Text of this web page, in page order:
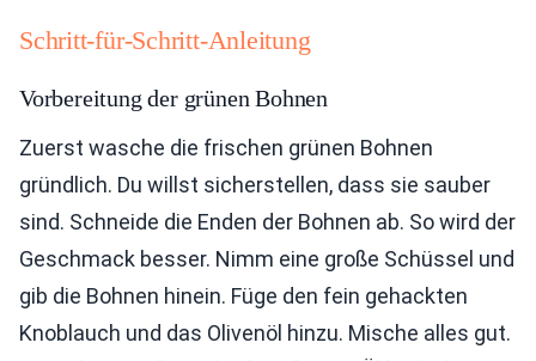
Schritt-für-Schritt-Anleitung
Vorbereitung der grünen Bohnen
Zuerst wasche die frischen grünen Bohnen
gründlich. Du willst sicherstellen, dass sie sauber
sind. Schneide die Enden der Bohnen ab. So wird der
Geschmack besser. Nimm eine große Schüssel und
gib die Bohnen hinein. Füge den fein gehackten
Knoblauch und das Olivenöl hinzu. Mische alles gut.